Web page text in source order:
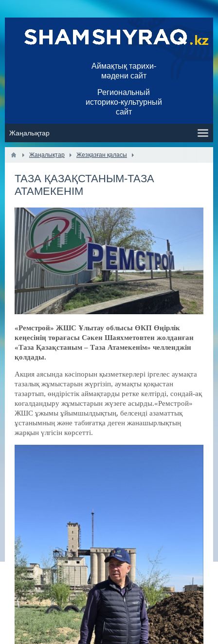
Аймақтық тарихи-
мәдени сайт
Региональный
историко-культурный
сайт
Жаңалықтар Жезқазған қаласы
ТАЗА ҚАЗАҚСТАНЫМ-ТАЗА
АТАМЕКЕНІМ
«Ремстрой» ЖШС Ұлытау облысы ӨКП Өңірлік
кеңесінің төрағасы Сәкен Шаяхметовтен жолданған
«Таза Қазақстаным – Таза Атамекенім» челленджін
қолдады.
Акция аясында кәсіпорын қызметкерлері іргелес аумақта
тазалық жұмыстарын жүргізіп, аумақты қоқыстан
тазартып, өндірістік аймақтарды ретке келтірді, сондай-ақ
көгалдандыру жұмыстарын жүзеге асырды.«Ремстрой»
ЖШС ұжымы ұйымшылдықтың, белсенді азаматтық
ұстанымның және табиғатқа деген жанашырлықтың
жарқын үлгісін көрсетті.